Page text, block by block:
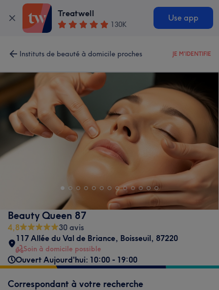
Treatwell
130K
Use app
Instituts de beauté à domicile proches JE M'IDENTIFIE
Beauty Queen 87
4,8
30 avis
117 Allée du Val de Briance, Boisseuil, 87220
Soin à domicile possible
Ouvert Aujourd'hui: 10:00 - 19:00
Correspondant à votre recherche